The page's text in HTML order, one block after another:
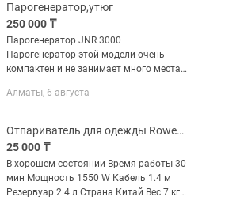
Парогенератор,утюг
250 000 ₸
Парогенератор JNR 3000
Парогенератор этой модели очень
компактен и не занимает много места.
который нагревается за 8-10 минут. На
индикаторы,...
Алматы, 6 августа
Отпариватель для одежды Rowenta Master Valet IS6300
25 000 ₸
В хорошем состоянии Время работы 30
мин Мощность 1550 W Кабель 1.4 м
Резервуар 2.4 л Страна Китай Вес 7 кг